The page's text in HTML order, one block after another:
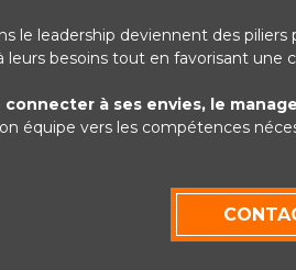
le leadership deviennent des
besoins tout en favorisant une
à ses envies, le
équipe vers les compétences